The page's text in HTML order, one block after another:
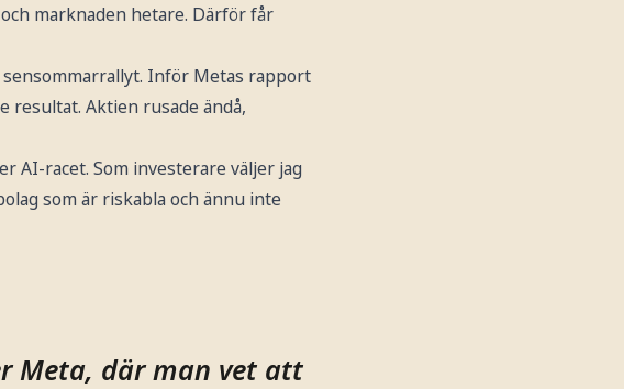
marknaden hetare. Därför får
sensommarrallyt. Inför Metas rapport
resultat. Aktien rusade ändå,
AI-racet. Som investerare väljer jag
som är riskabla och ännu inte
Meta, där man vet att